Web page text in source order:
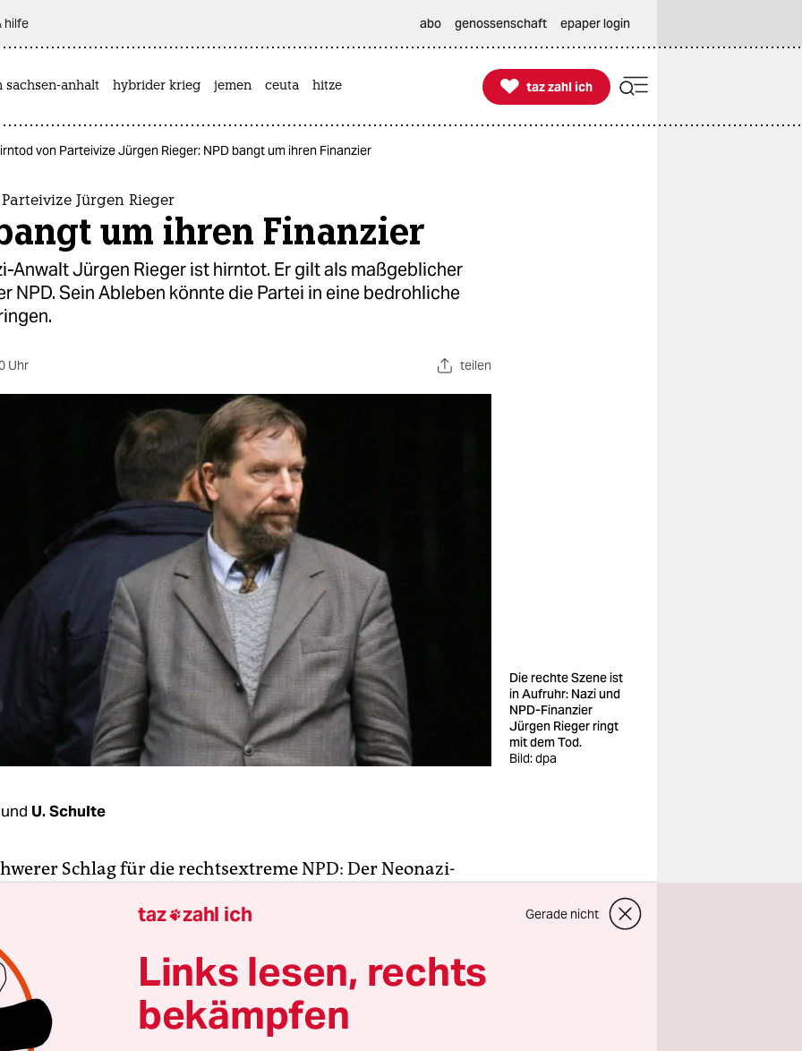
hilfe abo genossenschaft epaper login
sachsen-anhalt hybrider krieg jemen ceuta hitze 
taz zahl ich
taz zahl ich
von Parteivize Jürgen Rieger: NPD bangt um ihren Finanzier
Jürgen Rieger
um ihren Finanzier
Anwalt Jürgen Rieger ist hirntot. Er gilt als maßgeblicher
NPD. Sein Ableben könnte die Partei in eine bedrohliche
Uhr teilen
Die rechte Szene ist
in Aufruhr: Nazi und
NPD-Finanzier
Jürgen Rieger ringt
mit dem Tod.
Bild: dpa
und U. Schulte
Schlag für die rechtsextreme NPD: Der Neonazi-
Sterben. Er habe eine Blutung im Gehirn erlitten, die in
Sonntag zum Hirntod führte, erfuhr die taz am
Parteikreisen. Damit verliert die Partei eine zentrale
Rieger war ein wichtiger Geldgeber der NPD.
der Vergangenheit mehrfach Immobilien aufgekauft, um
taz zahl ich Gerade nicht
Links lesen, rechts
bekämpfen